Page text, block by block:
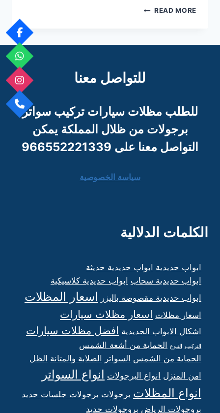
READ MOREمظلات
للتواصل معنا
للطلب مظلات سيارات تركيب سواتر
برجولات من ظلال المملكة يمكن
التواصل معنا على 966552221339
سياسة الخصوصية
الكلمات الدلالية
ابواب حديدية ابواب حديدية حديثة
ابواب حديدية سحاب ابواب حديدية كلاسيكية
ابواب حديدية مقصوصة باليزر اسعار المظلات
اسعار مظلات اسعار مظلات سيارات
اشكال الابواب الحديدية افضل مظلات سيارات
التركيب التنوع الحماية من أشعة الشمس
الحماية من الشمس السواتر الصلابة والمتانة الظل
امن المنزل انواع البرجولات انواع السواتر
انواع المظلات برجولات برجولات جلسات حديد
بروجولات الرياض بروجولات حديد